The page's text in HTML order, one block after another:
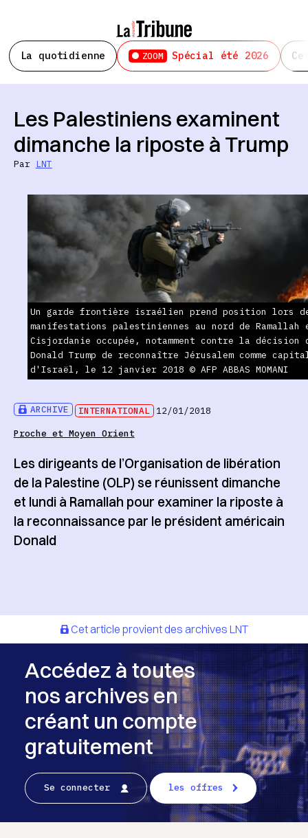
La quotidienne ZOOM Spécial été 2026
ARCHIVE INTERNATIONAL 12/01/2018
Proche et Moyen Orient
Les Palestiniens examinent
dimanche la riposte à Trump
Par LNT
Un garde frontière israélien prend position lors
manifestations palestiniennes au nord de Ramallah
Cisjordanie occupée, notamment contre la décision
Donald Trump de reconnaître Jérusalem comme
d'Israël, le 12 janvier 2018 © AFP ABBAS MOMANI
Les dirigeants de l’Organisation de libération
de la Palestine (OLP) se réunissent dimanche
et lundi à Ramallah pour examiner la riposte à
la reconnaissance par le président américain
Donald
Cet article provient des archives LNT
Accédez à toutes
nos archives en
créant un compte
gratuitement
Se connecter les offres